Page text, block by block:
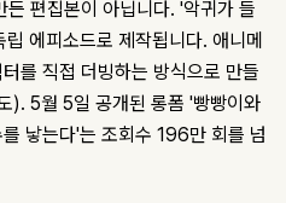
편집본이 아닙니다. '악귀가 들
에피소드로 제작됩니다. 애니메
를 직접 더빙하는 방식으로 만들
). 5월 5일 공개된 롱폼 '빵빵이와
낳는다'는 조회수 196만 회를 넘